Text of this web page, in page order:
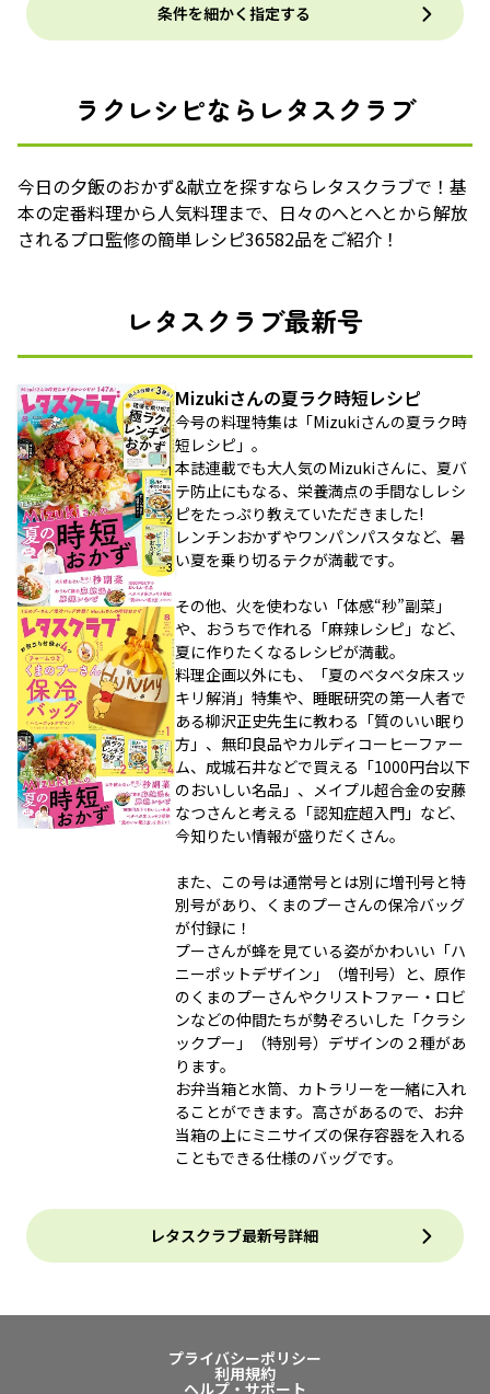
条件を細かく指定する
ラクレシピならレタスクラブ
今日の夕飯のおかず&献立を探すならレタスクラブで！基
本の定番料理から人気料理まで、日々のへとへとから解放
されるプロ監修の簡単レシピ36582品をご紹介！
レタスクラブ最新号
Mizukiさんの夏ラク時短レシピ
今号の料理特集は「Mizukiさんの夏ラク時
短レシピ」。
本誌連載でも大人気のMizukiさんに、夏バ
テ防止にもなる、栄養満点の手間なしレシ
ピをたっぷり教えていただきました!
レンチンおかずやワンパンパスタなど、暑
い夏を乗り切るテクが満載です。
その他、火を使わない「体感“秒”副菜」
や、おうちで作れる「麻辣レシピ」など、
夏に作りたくなるレシピが満載。
料理企画以外にも、「夏のベタベタ床スッ
キリ解消」特集や、睡眠研究の第一人者で
ある柳沢正史先生に教わる「質のいい眠り
方」、無印良品やカルディコーヒーファー
ム、成城石井などで買える「1000円台以下
のおいしい名品」、メイプル超合金の安藤
なつさんと考える「認知症超入門」など、
今知りたい情報が盛りだくさん。
また、この号は通常号とは別に増刊号と特
別号があり、くまのプーさんの保冷バッグ
が付録に！
プーさんが蜂を見ている姿がかわいい「ハ
ニーポットデザイン」（増刊号）と、原作
のくまのプーさんやクリストファー・ロビ
ンなどの仲間たちが勢ぞろいした「クラシ
ックプー」（特別号）デザインの２種があ
ります。
お弁当箱と水筒、カトラリーを一緒に入れ
ることができます。高さがあるので、お弁
当箱の上にミニサイズの保存容器を入れる
こともできる仕様のバッグです。
レタスクラブ最新号詳細
プライバシーポリシー
利用規約
ヘルプ・サポート